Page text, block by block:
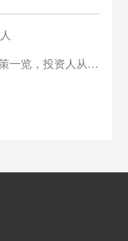
一览，投资人从业